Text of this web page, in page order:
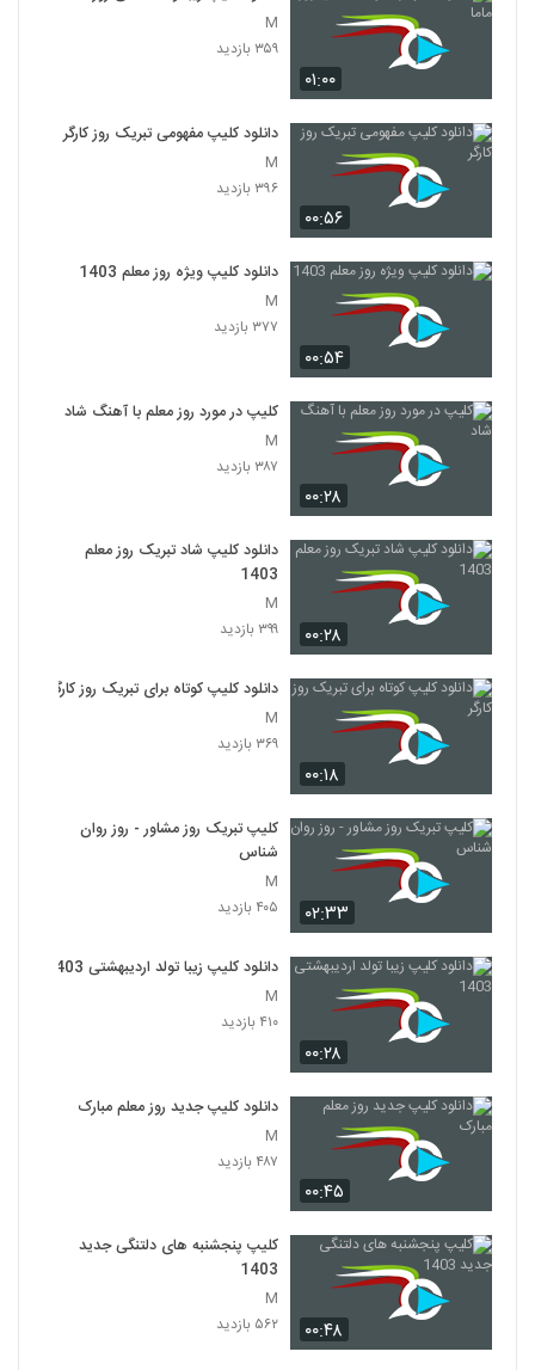
۰۱:۰۰
M
۳۵۹ بازدید
۰۰:۵۶
دانلود کلیپ مفهومی تبریک روز کارگر
M
۳۹۶ بازدید
۰۰:۵۴
دانلود کلیپ ویژه روز معلم 1403
M
۳۷۷ بازدید
۰۰:۲۸
کلیپ در مورد روز معلم با آهنگ شاد
M
۳۸۷ بازدید
۰۰:۲۸
دانلود کلیپ شاد تبریک روز معلم
1403
M
۳۹۹ بازدید
۰۰:۱۸
دانلود کلیپ کوتاه برای تبریک روز کارگر
M
۳۶۹ بازدید
۰۲:۳۳
کلیپ تبریک روز مشاور - روز روان
شناس
M
۴۰۵ بازدید
۰۰:۲۸
دانلود کلیپ زیبا تولد اردیبهشتی 1403
M
۴۱۰ بازدید
۰۰:۴۵
دانلود کلیپ جدید روز معلم مبارک
M
۴۸۷ بازدید
۰۰:۴۸
کلیپ پنجشنبه های دلتنگی جدید
1403
M
۵۶۲ بازدید